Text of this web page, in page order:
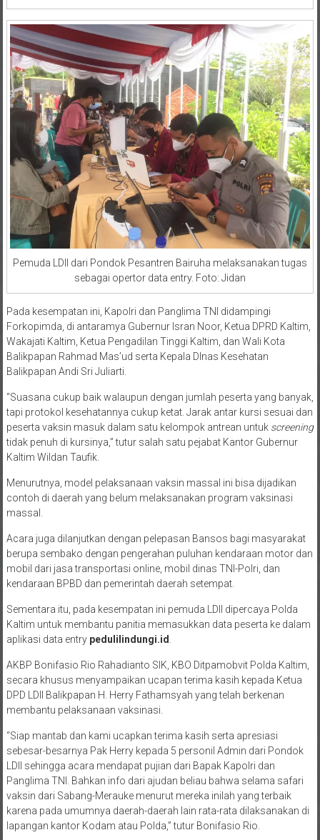
Pemuda LDII dari Pondok Pesantren Bairuha melaksanakan tugas
sebagai opertor data entry. Foto: Jidan
Pada kesempatan ini, Kapolri dan Panglima TNI didampingi
Forkopimda, di antaramya Gubernur Isran Noor, Ketua DPRD Kaltim,
Wakajati Kaltim, Ketua Pengadilan Tinggi Kaltim, dan Wali Kota
Balikpapan Rahmad Mas’ud serta Kepala DInas Kesehatan
Balikpapan Andi Sri Juliarti.
“Suasana cukup baik walaupun dengan jumlah peserta yang banyak,
tapi protokol kesehatannya cukup ketat. Jarak antar kursi sesuai dan
peserta vaksin masuk dalam satu kelompok antrean untuk screening
tidak penuh di kursinya,” tutur salah satu pejabat Kantor Gubernur
Kaltim Wildan Taufik.
Menurutnya, model pelaksanaan vaksin massal ini bisa dijadikan
contoh di daerah yang belum melaksanakan program vaksinasi
massal.
Acara juga dilanjutkan dengan pelepasan Bansos bagi masyarakat
berupa sembako dengan pengerahan puluhan kendaraan motor dan
mobil dari jasa transportasi online, mobil dinas TNI-Polri, dan
kendaraan BPBD dan pemerintah daerah setempat.
Sementara itu, pada kesempatan ini pemuda LDII dipercaya Polda
Kaltim untuk membantu panitia memasukkan data peserta ke dalam
aplikasi data entry pedulilindungi.id.
AKBP Bonifasio Rio Rahadianto SIK, KBO Ditpamobvit Polda Kaltim,
secara khusus menyampaikan ucapan terima kasih kepada Ketua
DPD LDII Balikpapan H. Herry Fathamsyah yang telah berkenan
membantu pelaksanaan vaksinasi.
“Siap mantab dan kami ucapkan terima kasih serta apresiasi
sebesar-besarnya Pak Herry kepada 5 personil Admin dari Pondok
LDII sehingga acara mendapat pujian dari Bapak Kapolri dan
Panglima TNI. Bahkan info dari ajudan beliau bahwa selama safari
vaksin dari Sabang-Merauke menurut mereka inilah yang terbaik
karena pada umumnya daerah-daerah lain rata-rata dilaksanakan di
lapangan kantor Kodam atau Polda,” tutur Bonifasio Rio.